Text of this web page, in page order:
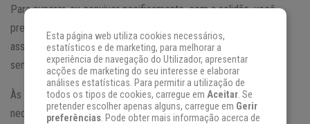
Para superar, ou conviver pacificamente, com a solidão, você
precisa entender ela. Entenda os motivos que te fazem sentir
assim para então descobrir a melhor forma de lidar com esse
sentimento.
Às vezes, você pode chegar à conclusão de que sua real
necessidade é aprender a lidar com nossa própria vida — e por
Esta página web utiliza cookies necessários,
estatísticos e de marketing, para melhorar a
experiência de navegação do Utilizador, apresentar
acções de marketing do seu interesse e elaborar
análises estatísticas. Para permitir a utilização de
todos os tipos de cookies, carregue em Aceitar. Se
pretender escolher apenas alguns, carregue em Gerir
preferências. Pode obter mais informação acerca de